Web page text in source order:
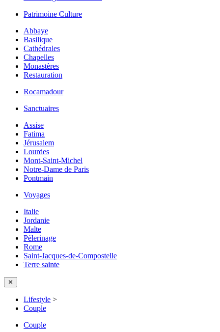
Patrimoine Culture
Abbaye
Basilique
Cathédrales
Chapelles
Monastères
Restauration
Rocamadour
Sanctuaires
Assise
Fatima
Jérusalem
Lourdes
Mont-Saint-Michel
Notre-Dame de Paris
Pontmain
Voyages
Italie
Jordanie
Malte
Pèlerinage
Rome
Saint-Jacques-de-Compostelle
Terre sainte
✕
Lifestyle >
Couple
Couple